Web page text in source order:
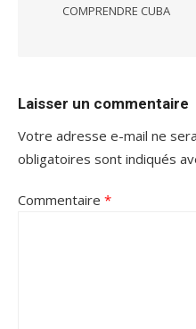
COMPRENDRE CUBA
Laisser un commentaire
Votre adresse e-mail ne
obligatoires sont indiqués
Commentaire *